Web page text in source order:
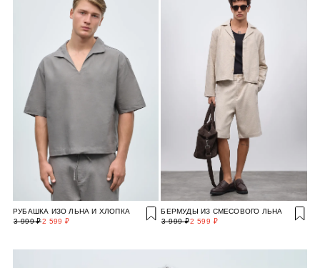
РУБАШКА ИЗО ЛЬНА И ХЛОПКА
2 599 ₽
3 999 ₽
БЕРМУДЫ ИЗ СМЕСОВОГО ЛЬНА
2 599 ₽
3 999 ₽